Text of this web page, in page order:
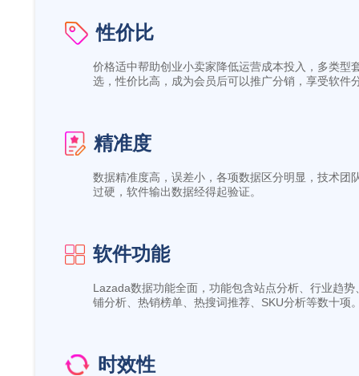
性价比
价格适中帮助创业小卖家降低运营成本投入，多类型
选，性价比高，成为会员后可以推广分销，享受软件
精准度
数据精准度高，误差小，各项数据区分明显，技术团
过硬，软件输出数据经得起验证。
软件功能
Lazada数据功能全面，功能包含站点分析、行业趋势
铺分析、热销榜单、热搜词推荐、SKU分析等数十项
时效性